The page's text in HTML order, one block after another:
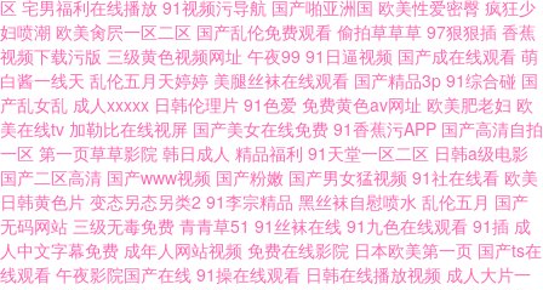
线观看 高清影视 在线一区免费视频播放 首页全网优惠 老湿机69福利院 AV
中文第一页 午夜爽爽影院 欧美二区三区大片网站 国产国产人免费人成 五月
丁香六月 国产精品tv 搡bbb爽爽爽视频 大片免费观看 日本中文字幕影片 bt影
院 欧美色另类 51无码 鲁丝一鲁丝二鲁丝三 中国女人内谢6 久草免费福利 91
性视频网 日本无吗不卡高清免V 肏屄影院 全网最新院线电影 www男人的天
区 宅男福利在线播放 91视频污导航 国产啪亚洲国 欧美性爱密臀 疯狂少
妇喷潮 欧美肏屄一区二区 国产乱伦免费观看 偷拍草草草 97狠狠插 香蕉
视频下载污版 三级黄色视频网址 午夜99 91日逼视频 国产成在线观看 萌
白酱一线天 乱伦五月天婷婷 美腿丝袜在线观看 国产精品3p 91综合碰 国
产乱女乱 成人xxxxx 日韩伦理片 91色爱 免费黄色av网址 欧美肥老妇 欧
美在线tv 加勒比在线视屏 国产美女在线免费 91香蕉污APP 国产高清自拍
一区 第一页草草影院 韩日成人 精品福利 91天堂一区二区 日韩a级电影
国产二区高清 国产www视频 国产粉嫩 国产男女猛视频 91社在线看 欧美
日韩黄色片 变态另态另类2 91李宗精品 黑丝袜自慰喷水 乱伦五月 国产
无码网站 三级无毒免费 青青草51 91丝袜在线 91九色在线观看 91插 成
人中文字幕免费 成年人网站视频 免费在线影院 日本欧美第一页 国产ts在
线观看 午夜影院国产在线 91操在线观看 日韩在线播放视频 成人大片一